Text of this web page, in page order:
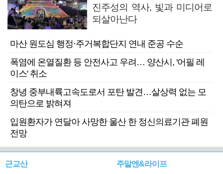
진주성의 역사, 빛과 미디어로
되살아난다
마산 원도심 행정·주거복합단지 연내 준공 수순
폭염에 온열질환 등 안전사고 우려… 양산시, '어필 레
이스' 취소
창녕 중부내륙고속도로서 포탄 발견…살상력 없는 모
의탄으로 밝혀져
입원환자가 연달아 사망한 울산 한 정신의료기관 폐원
전망
근교산 주말엔&라이프